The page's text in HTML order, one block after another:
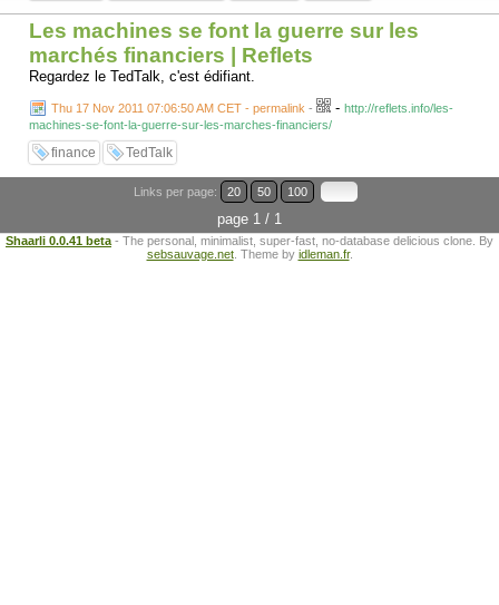
Les machines se font la guerre sur les
marchés financiers | Reflets
Regardez le TedTalk, c'est édifiant.
Thu 17 Nov 2011 07:06:50 AM CET - permalink - - http://reflets.info/les-
machines-se-font-la-guerre-sur-les-marches-financiers/
finance TedTalk
Links per page: 20 50 100
page 1 / 1
Shaarli 0.0.41 beta - The personal, minimalist, super-fast, no-database delicious clone. By
sebsauvage.net. Theme by idleman.fr.